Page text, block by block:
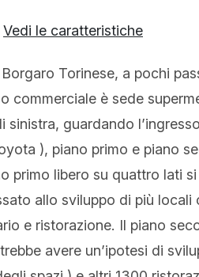
Vedi le caratteristiche
Torinese, a pochi
commerciale è sede
sinistra, guardando
), piano primo e piano
primo libero su quattro lati
allo sviluppo di più locali
e ristorazione. Il piano
avere un’ipotesi di